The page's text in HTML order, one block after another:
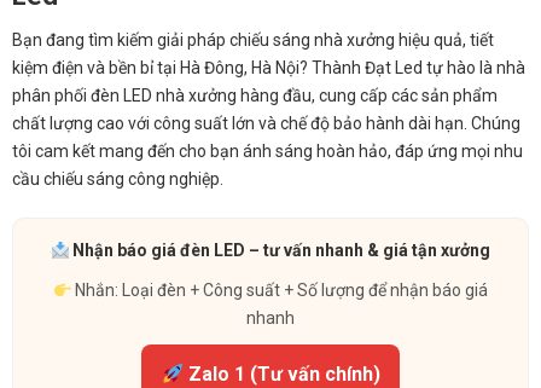
Bạn đang tìm kiếm giải pháp chiếu sáng nhà xưởng hiệu quả, tiết
kiệm điện và bền bỉ tại Hà Đông, Hà Nội? Thành Đạt Led tự hào là nhà
phân phối đèn LED nhà xưởng hàng đầu, cung cấp các sản phẩm
chất lượng cao với công suất lớn và chế độ bảo hành dài hạn. Chúng
tôi cam kết mang đến cho bạn ánh sáng hoàn hảo, đáp ứng mọi nhu
cầu chiếu sáng công nghiệp.
Nhận báo giá đèn LED – tư vấn nhanh & giá tận xưởng
Nhắn: Loại đèn + Công suất + Số lượng để nhận báo giá
nhanh
Zalo 1 (Tư vấn chính)